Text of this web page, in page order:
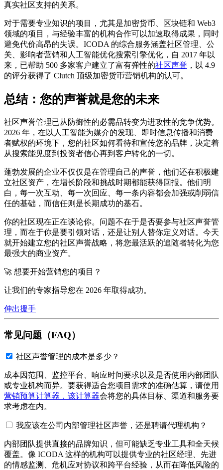
真实社区支持的关系。
对于需要专业知识的项目，尤其是加密货币、区块链和 Web3
领域的项目，与经验丰富的机构合作可以加速取得成果，同时
避免代价高昂的失误。ICODA 的综合服务涵盖社区管理、公
关、影响者营销和人工智能优化搜索引擎优化，自 2017 年以
来，已帮助 500 多家客户建立了富有弹性的社区声誉 ，以 4.9
的评分获得了 Clutch 顶级加密货币营销机构的认可。
总结：您的声誉就是您的未来
社区声誉管理已从防御性的必需品转变为进攻性的竞争优势。
2026 年，在以人工智能为媒介的发现、即时信息传播和消费
者赋权的环境下，您的社区如何看待和宣传您的品牌，决定着
从搜索能见度到投资者信心再到客户转化的一切。
蓬勃发展的企业不仅仅是在管理自己的声誉，他们还在积极建
立社区资产，在增长阶段和挑战时期都能获得回报。他们明
白，每一次互动、每一次回应、每一条内容都会加强或削弱信
任的基础，而信任则是长期成功的基石。
你的社区现在正在谈论你。问题不在于是否要参与社区声誉管
理，而在于你是要引领对话，还是让别人替你定义对话。今天
就开始建立您的社区声誉战略，将您最活跃的追随者转化为您
最强大的商业资产。
🚀 想要开始营销您的项目？
让我们的专家指导您在 2026 年取得成功。
伸出援手
常见问题（FAQ）
社区声誉管理的成本是多少？
成本因范围、监控平台、响应时间要求以及是否使用内部团队
或专业机构而异。要获得适合您项目需求的准确估算，请使用
营销预算计算器，该计算器会将您的具体目标、渠道和服务要
求考虑在内。
我应该在公司内部管理社区声誉，还是聘请代理机构？
内部团队提供直接的品牌知识，但可能缺乏专业工具和全天候
覆盖。像 ICODA 这样的机构可以提供专业的社区经理、先进
的情感监测、危机应对协议和跨平台经验，从而在降低风险的